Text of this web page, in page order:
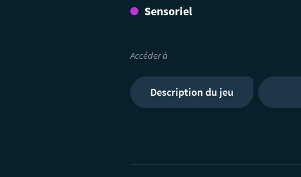
Sensoriel
Accéder à
Description du jeu